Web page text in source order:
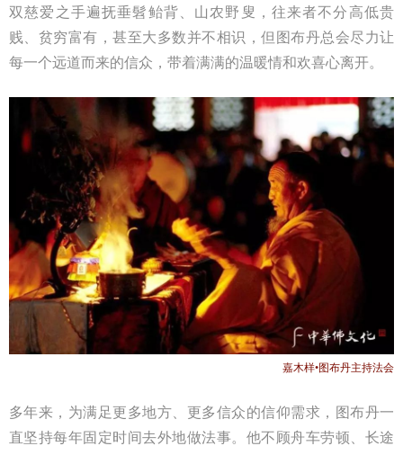
双慈爱之手遍抚垂髫鲐背、山农野叟，往来者不分高低贵
贱、贫穷富有，甚至大多数并不相识，但图布丹总会尽力让
每一个远道而来的信众，带着满满的温暖情和欢喜心离开。
嘉木样•图布丹主持法会
多年来，为满足更多地方、更多信众的信仰需求，图布丹一
直坚持每年固定时间去外地做法事。他不顾舟车劳顿、长途